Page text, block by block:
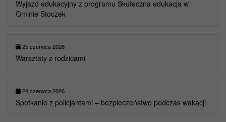
Wyjazd edukacyjny z programu Skuteczna edukacja w
Gminie Stoczek
25 czerwca 2026
Warsztaty z rodzicami
24 czerwca 2026
Spotkanie z policjantami – bezpieczeństwo podczas wakacji